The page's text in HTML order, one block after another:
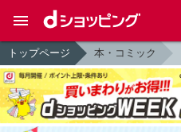
トップページ 本・コミック